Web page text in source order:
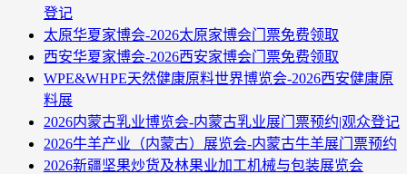
登记
太原华夏家博会-2026太原家博会门票免费领取
西安华夏家博会-2026西安家博会门票免费领取
WPE&WHPE天然健康原料世界博览会-2026西安健康原
料展
2026内蒙古乳业博览会-内蒙古乳业展门票预约|观众登记
2026牛羊产业（内蒙古）展览会-内蒙古牛羊展门票预约
2026新疆坚果炒货及林果业加工机械与包装展览会